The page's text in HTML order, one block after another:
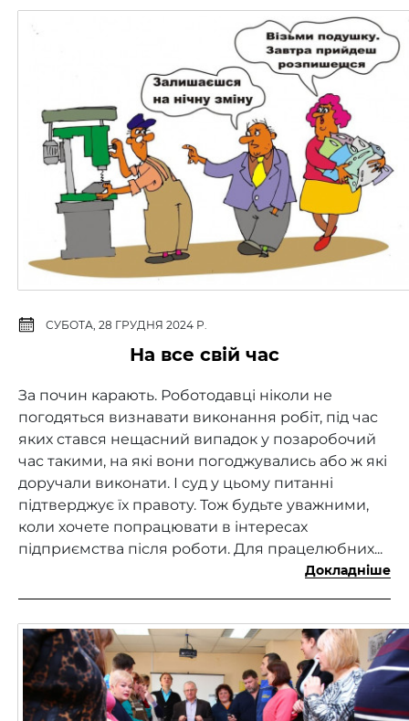
СУБОТА, 28 ГРУДНЯ 2024 Р.
На все свій час
За почин карають. Роботодавці ніколи не
погодяться визнавати виконання робіт, під час
яких стався нещасний випадок у позаробочий
час такими, на які вони погоджувались або ж які
доручали виконати. І суд у цьому питанні
підтверджує їх правоту. Тож будьте уважними,
коли хочете попрацювати в інтересах
підприємства після роботи. Для працелюбних...
Докладніше